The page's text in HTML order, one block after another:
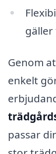
gäller
Genom
enkelt
passar